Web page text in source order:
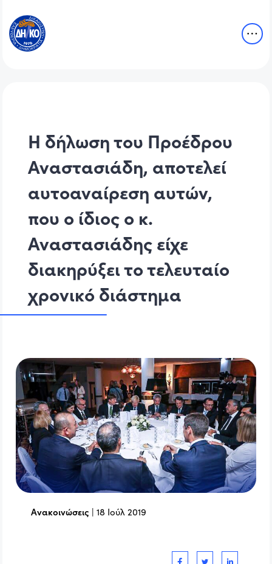
Η δήλωση του Προέδρου
Αναστασιάδη, αποτελεί
αυτοαναίρεση αυτών,
που ο ίδιος ο κ.
Αναστασιάδης είχε
διακηρύξει το τελευταίο
χρονικό διάστημα
Ανακοινώσεις |18 Ιούλ 2019